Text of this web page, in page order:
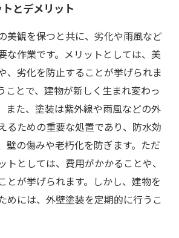
とデメリット
美観を保つと共に、劣化や雨風など
な作業です。メリットとしては、美
、劣化を防止することが挙げられま
ことで、建物が新しく生まれ変わっ
また、塗装は紫外線や雨風などの外
るための重要な処置であり、防水効
壁の傷みや老朽化を防ぎます。ただ
トとしては、費用がかかることや、
とが挙げられます。しかし、建物を
めには、外壁塗装を定期的に行うこ